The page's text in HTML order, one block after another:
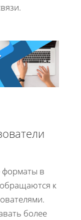
в
к
более